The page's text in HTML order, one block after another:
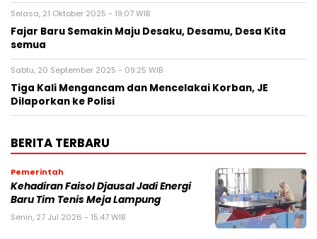
Selasa, 21 Oktober 2025 - 19:07 WIB
Fajar Baru Semakin Maju Desaku, Desamu, Desa Kita
semua
Sabtu, 20 September 2025 - 09:25 WIB
Tiga Kali Mengancam dan Mencelakai Korban, JE
Dilaporkan ke Polisi
BERITA TERBARU
Pemerintah
Kehadiran Faisol Djausal Jadi Energi
Baru Tim Tenis Meja Lampung
Senin, 27 Jul 2026 - 15:47 WIB